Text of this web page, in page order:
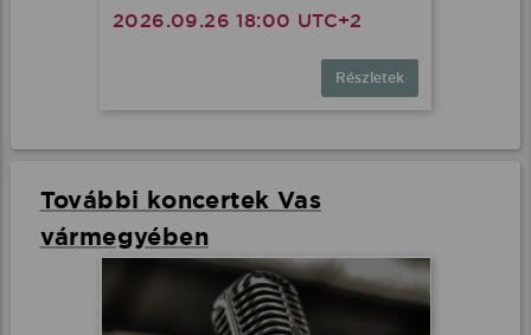
2026.09.26 18:00 UTC+2
Részletek
További koncertek Vas
vármegyében